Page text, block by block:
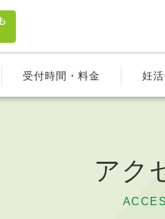
受付時間・料金 妊
アク